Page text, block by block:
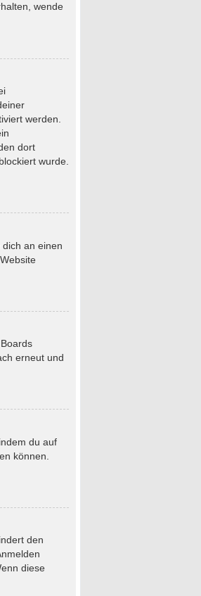
wende
werden.
dort
wurde.
an einen
erneut und
du auf
können.
den
diese